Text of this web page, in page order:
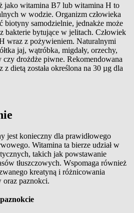
jako witamina B7 lub witamina H to
w wodzie. Organizm człowieka
biotyny samodzielnie, jednakże może
bakterie bytujące w jelitach. Człowiek
wraz z pożywieniem. Naturalnymi
jaj, wątróbka, migdały, orzechy,
drożdże piwne. Rekomendowana
dietą została określona na 30 µg dla
jest konieczny dla prawidłowego
Witamina ta bierze udział w
takich jak powstawanie
tłuszczowych. Wspomaga również
kreatyną i różnicowania
oraz paznokci.